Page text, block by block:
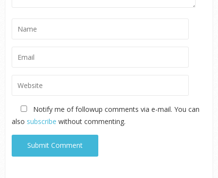
Notify me of followup comments via e-mail. You can
also subscribe without commenting.